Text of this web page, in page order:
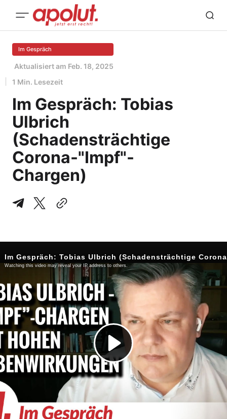
Im Gespräch
Aktualisiert am Feb. 18, 2025
1 Min. Lesezeit
Im Gespräch: Tobias
Ulbrich
(Schadensträchtige
Corona-"Impf"-
Chargen)